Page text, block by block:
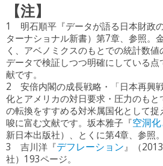
【注】
1 明石順平『データが語る日本財政
ターナショナル新書）第7章、参照。
く、アベノミクスのもとでの統計数
データで検証しつつ明確にしている
献です。
2 安倍内閣の成長戦略・「日本再興
化とアメリカの対日要求・圧力のも
の転換をすすめる対米属国化として
唆に富む文献です。坂本雅子『空洞
新日本出版社）、とくに第4章、参照。
3 吉川洋『デフレーション』（
社）193ページ。